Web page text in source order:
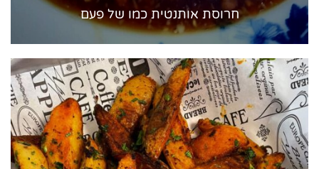
חרוסת אותנטית כמו של פעם